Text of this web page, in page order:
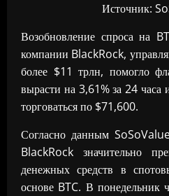
Источник:
Возобновление спроса на
компании BlackRock,
более $11 трлн, помогло
вырасти на 3,61% за 24
торговаться по $71,600.
Согласно данным
BlackRock значительно
денежных средств в
основе BTC. В понедельник